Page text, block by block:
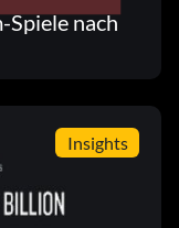
Spiele nach
Insights